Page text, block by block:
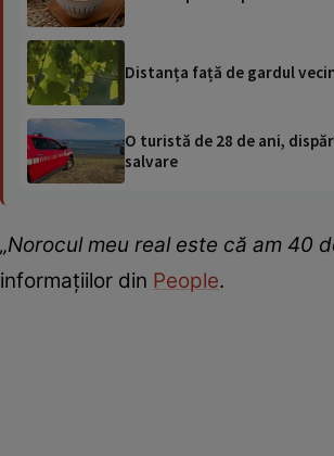
Distanța față de gardul
O turistă de 28 de ani,
salvare
„Norocul meu real este că am 40
informațiilor din People.